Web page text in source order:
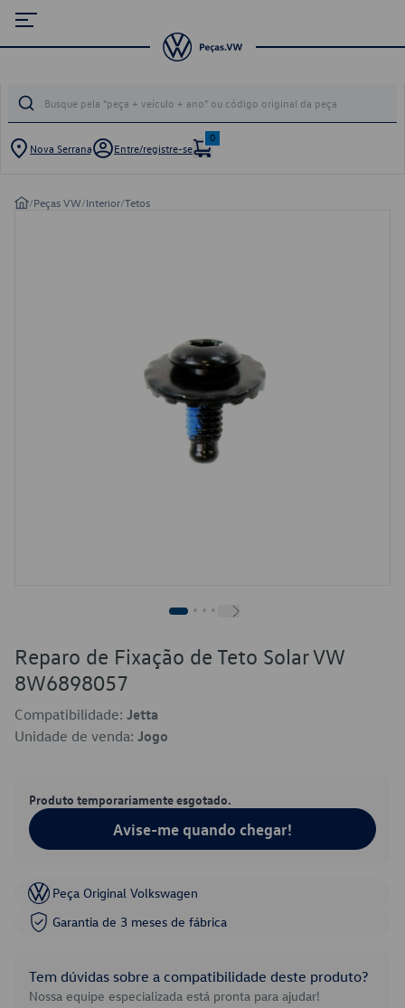
Nova Serrana Entre/registre-se
0
/Peças VW/Interior/Tetos
Reparo de Fixação de Teto Solar VW
8W6898057
Compatibilidade: Jetta
Unidade de venda: Jogo
Produto temporariamente esgotado.
Avise-me quando chegar!
Peça Original Volkswagen
Garantia de 3 meses de fábrica
Tem dúvidas sobre a compatibilidade deste produto?
Nossa equipe especializada está pronta para ajudar!